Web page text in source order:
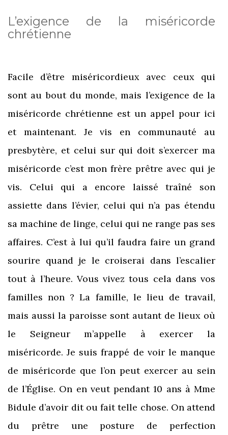
L’exigence de la miséricorde
chrétienne
Facile d’être miséricordieux avec ceux qui
sont au bout du monde, mais l’exigence de la
miséricorde chrétienne est un appel pour ici
et maintenant. Je vis en communauté au
presbytère, et celui sur qui doit s’exercer ma
miséricorde c’est mon frère prêtre avec qui je
vis. Celui qui a encore laissé traîné son
assiette dans l’évier, celui qui n’a pas étendu
sa machine de linge, celui qui ne range pas ses
affaires. C’est à lui qu’il faudra faire un grand
sourire quand je le croiserai dans l’escalier
tout à l’heure. Vous vivez tous cela dans vos
familles non ? La famille, le lieu de travail,
mais aussi la paroisse sont autant de lieux où
le Seigneur m’appelle à exercer la
miséricorde. Je suis frappé de voir le manque
de miséricorde que l’on peut exercer au sein
de l’Église. On en veut pendant 10 ans à Mme
Bidule d’avoir dit ou fait telle chose. On attend
du prêtre une posture de perfection